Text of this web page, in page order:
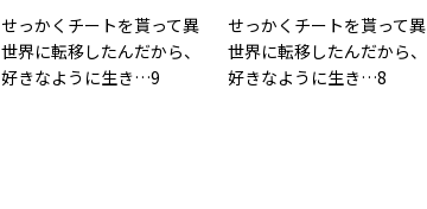
せっかくチートを貰って異
世界に転移したんだから、
好きなように生き…9
せっかくチートを貰って異
世界に転移したんだから、
好きなように生き…8